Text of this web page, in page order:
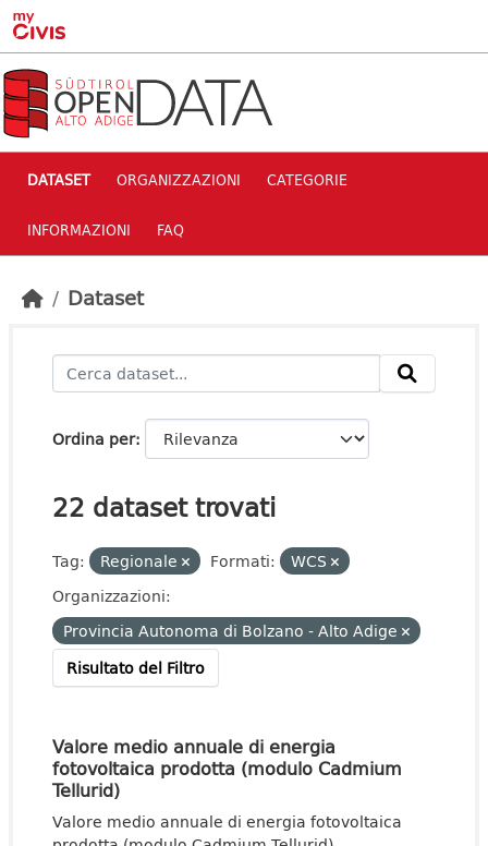
Skip to main content
DATASET ORGANIZZAZIONI CATEGORIE
INFORMAZIONI FAQ
Dataset
Ordina per
22 dataset trovati
Tag: Regionale Formati:
WCS
Organizzazioni:
Provincia Autonoma di Bolzano - Alto Adige
Risultato del Filtro
Valore medio annuale di energia
fotovoltaica prodotta (modulo Cadmium
Tellurid)
Valore medio annuale di energia fotovoltaica